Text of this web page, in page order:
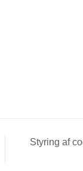
Styring af